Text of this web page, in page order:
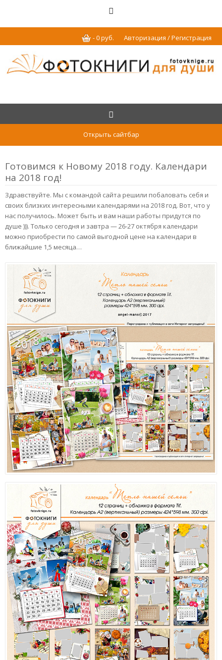
Авторизация / Регистрация
-0руб.
Открыть сайтбар
Готовимся к Новому 2018 году. Календари
на 2018 год!
Здравствуйте. Мы с командой сайта решили побаловать себя и
своих близких интересными календарями на 2018 год. Вот, что у
нас получилось. Может быть и вам наши работы придутся по
душе ))). Только сегодня и завтра — 26-27 октября календари
можно приобрести по самой выгодной цене на календари в
ближайшие 1,5 месяца…